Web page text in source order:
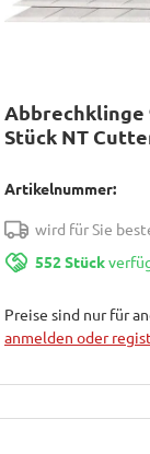
Abbrechklinge
Stück NT
Artikelnummer:
wird für Sie
552 Stück
Preise sind nur für
anmelden oder